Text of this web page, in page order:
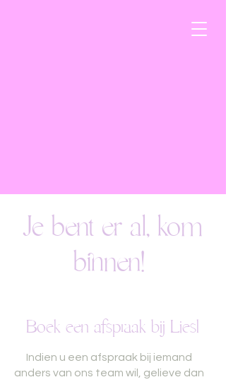
Boek een afspraak bij Liesl
Je bent er al, kom
binnen!
Indien u een afspraak bij iemand
anders van ons team wil, gelieve dan